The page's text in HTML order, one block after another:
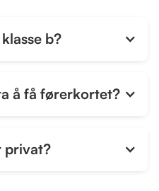
b?
å få førerkortet?
privat?